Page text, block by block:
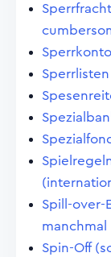
Spill-over-
manchmal
Spin-Off